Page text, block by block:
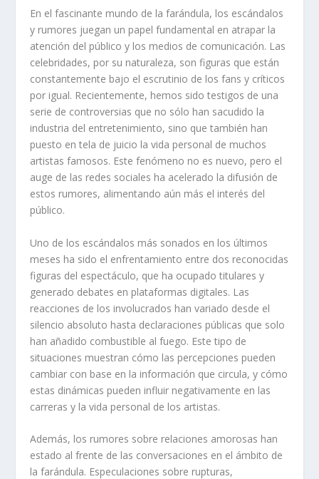
En el fascinante mundo de la farándula, los escándalos
y rumores juegan un papel fundamental en atrapar la
atención del público y los medios de comunicación. Las
celebridades, por su naturaleza, son figuras que están
constantemente bajo el escrutinio de los fans y críticos
por igual. Recientemente, hemos sido testigos de una
serie de controversias que no sólo han sacudido la
industria del entretenimiento, sino que también han
puesto en tela de juicio la vida personal de muchos
artistas famosos. Este fenómeno no es nuevo, pero el
auge de las redes sociales ha acelerado la difusión de
estos rumores, alimentando aún más el interés del
público.
Uno de los escándalos más sonados en los últimos
meses ha sido el enfrentamiento entre dos reconocidas
figuras del espectáculo, que ha ocupado titulares y
generado debates en plataformas digitales. Las
reacciones de los involucrados han variado desde el
silencio absoluto hasta declaraciones públicas que solo
han añadido combustible al fuego. Este tipo de
situaciones muestran cómo las percepciones pueden
cambiar con base en la información que circula, y cómo
estas dinámicas pueden influir negativamente en las
carreras y la vida personal de los artistas.
Además, los rumores sobre relaciones amorosas han
estado al frente de las conversaciones en el ámbito de
la farándula. Especulaciones sobre rupturas,